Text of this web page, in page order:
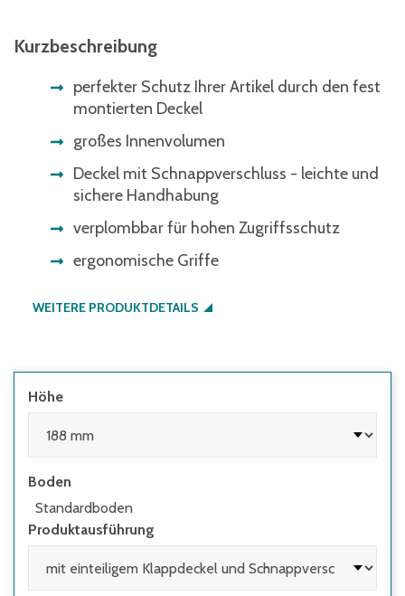
Kurzbeschreibung
perfekter Schutz Ihrer Artikel durch den fest
montierten Deckel
großes Innenvolumen
Deckel mit Schnappverschluss - leichte und
sichere Handhabung
verplombbar für hohen Zugriffsschutz
ergonomische Griffe
WEITERE PRODUKTDETAILS
Höhe
Boden
Standardboden
Produktausführung